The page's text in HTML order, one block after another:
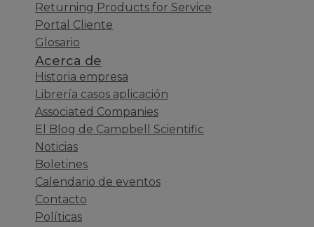
Returning Products for Service
Portal Cliente
Glosario
Acerca de
Historia empresa
Librería casos aplicación
Associated Companies
El Blog de Campbell Scientific
Noticias
Boletines
Calendario de eventos
Contacto
Políticas